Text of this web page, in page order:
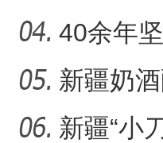
音乐何
40余年
传承人
力
新疆奶
放光彩？
新疆“小